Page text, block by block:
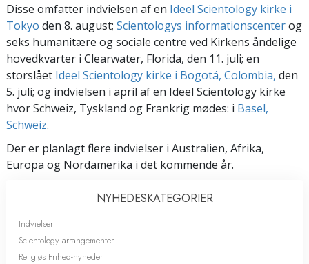
Disse omfatter indvielsen af en Ideel Scientology kirke i
Tokyo den 8. august; Scientologys informationscenterog
seks humanitære og sociale centre ved Kirkens åndelige
hovedkvarter i Clearwater, Florida, den 11. juli; en
storslået Ideel Scientology kirke i Bogotá, Colombia, den
5. juli; og indvielsen i april af en Ideel Scientology kirke
hvor Schweiz, Tyskland og Frankrig mødes: i Basel,
Schweiz.
Der er planlagt flere indvielser i Australien, Afrika,
Europa og Nordamerika i det kommende år.
NYHEDES­KATEGORIER
Indvielser
Scientology arrangementer
Religiøs Frihed-nyheder